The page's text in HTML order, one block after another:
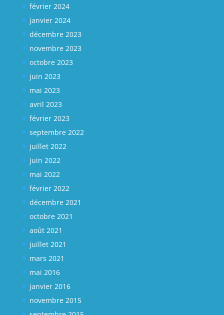
février 2024
janvier 2024
décembre 2023
novembre 2023
octobre 2023
juin 2023
mai 2023
avril 2023
février 2023
septembre 2022
juillet 2022
juin 2022
mai 2022
février 2022
décembre 2021
octobre 2021
août 2021
juillet 2021
mars 2021
mai 2016
janvier 2016
novembre 2015